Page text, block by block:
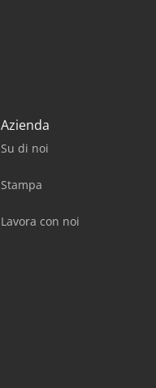
Azienda
Su di noi
Stampa
Lavora con noi